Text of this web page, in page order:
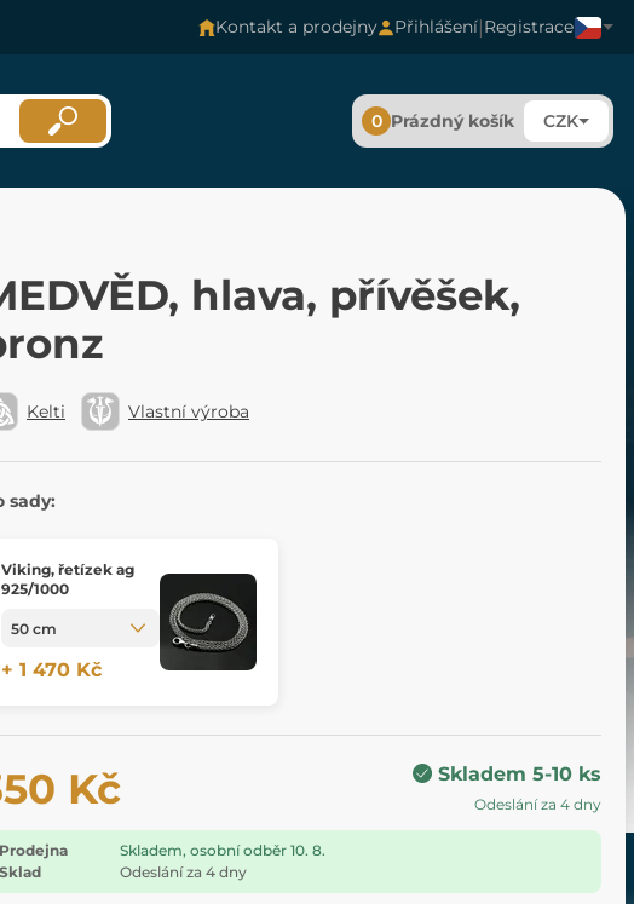
Kontakt a prodejny Přihlášení|Registrace
0 Prázdný košík CZK
hlava, přívěšek,
Kelti Vlastní výroba
sady:
Viking, řetízek ag
925/1000
+ 1 470 Kč
Kč Skladem 5-10 ks
Odeslání za 4 dny
Prodejna
Skladem, osobní odběr 10. 8.
Sklad
Odeslání za 4 dny